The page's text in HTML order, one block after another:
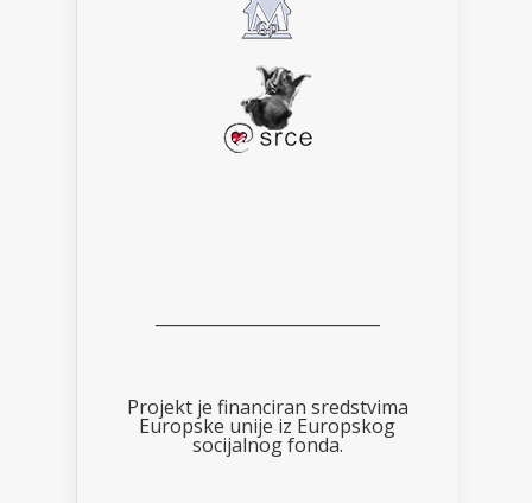
Projekt je financiran sredstvima
Europske unije iz Europskog
socijalnog fonda.